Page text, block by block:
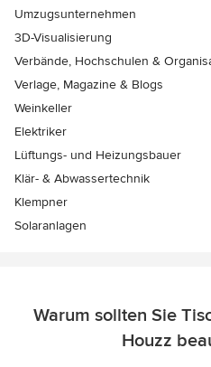
Umzugsunternehmen
3D-Visualisierung
Verbände, Hochschulen &
Verlage, Magazine & Blogs
Weinkeller
Elektriker
Lüftungs- und Heizungsbauer
Klär- & Abwassertechnik
Klempner
Solaranlagen
Warum sollten Sie
Houzz